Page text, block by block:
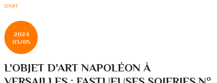
D'ART
2024
03/05
L'OBJET D'ART NAPOLÉON À